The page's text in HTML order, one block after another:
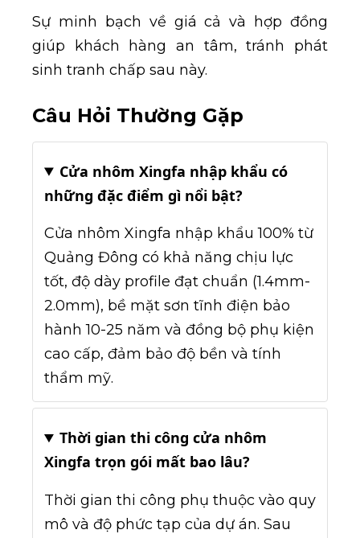
Sự minh bạch về giá cả và hợp đồng
giúp khách hàng an tâm, tránh phát
sinh tranh chấp sau này.
Câu Hỏi Thường Gặp
Cửa nhôm Xingfa nhập khẩu có
những đặc điểm gì nổi bật?
Cửa nhôm Xingfa nhập khẩu 100% từ
Quảng Đông có khả năng chịu lực
tốt, độ dày profile đạt chuẩn (1.4mm-
2.0mm), bề mặt sơn tĩnh điện bảo
hành 10-25 năm và đồng bộ phụ kiện
cao cấp, đảm bảo độ bền và tính
thẩm mỹ.
Thời gian thi công cửa nhôm
Xingfa trọn gói mất bao lâu?
Thời gian thi công phụ thuộc vào quy
mô và độ phức tạp của dự án. Sau